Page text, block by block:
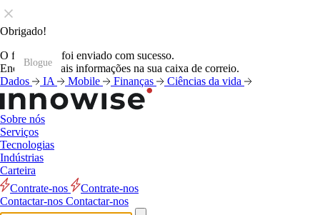
Obrigado!
O formulário foi enviado com sucesso.
Encontrará mais informações na sua caixa de correio.
Dados
IA Mobile Finanças Ciências da vida
Sobre nós
Serviços
Tecnologias
Indústrias
Carteira
Contrate-nos
Contrate-nos
Contactar-nos Contactar-nos
Blogue
Blogue
Blogue
Blogue
Blogue
Blogue
Blogue
Blogue
Blogue
Blogue
Blogue
Blogue